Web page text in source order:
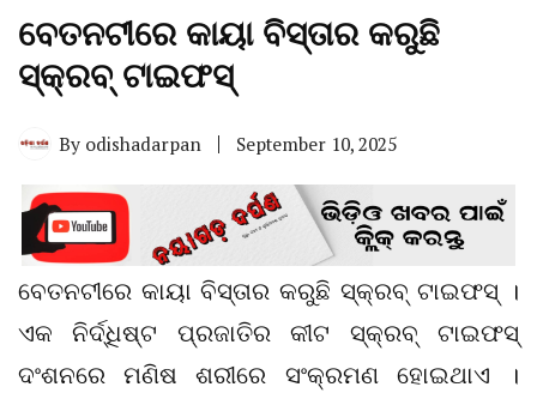
ବେତନଟୀରେ କାୟା ବିସ୍ତାର କରୁଛି
ସ୍କ୍ରବ୍ ଟାଇଫସ୍‌
By odishadarpan September 10, 2025
​​​​​​​ବେତନଟୀରେ କାୟା ବିସ୍ତାର କରୁଛି ସ୍କ୍ରବ୍ ଟାଇଫସ୍‌ ।
ଏକ ନିର୍ଦ୍ଧିଷ୍ଟ ପ୍ରଜାତିର କୀଟ ସ୍କ୍ରବ୍ ଟାଇଫସ୍‌
ଦଂଶନରେ ମଣିଷ ଶରୀରେ ସଂକ୍ରମଣ ହୋଇଥାଏ ।